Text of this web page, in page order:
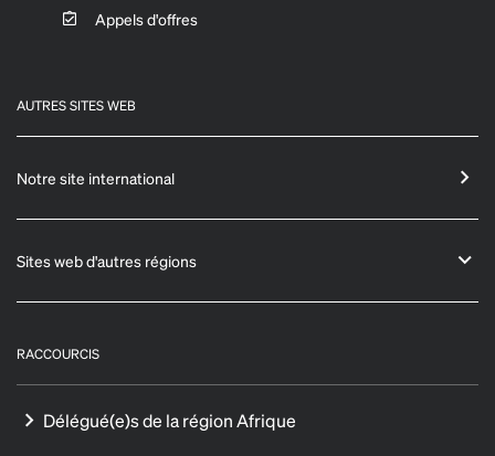
Appels d'offres
AUTRES SITES WEB
Notre site international
Sites web d'autres régions
RACCOURCIS
Délégué(e)s de la région Afrique